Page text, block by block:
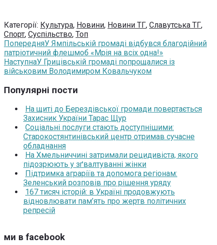
Категорії: Культура, Новини, Новини ТГ, Славутська ТГ,
Спорт, Суспільство, Топ
ПопередняУ Ямпільській громаді відбувся благодійний
патріотичний флешмоб «Мрія на всіх одна!»
НаступнаУ Грицівській громаді попрощалися із
військовим Володимиром Ковальчуком
Популярні пости
На щиті до Берездівської громади повертається
Захисник України Тарас Щур
Соціальні послуги стають доступнішими:
Старокостянтинівський центр отримав сучасне
обладнання
На Хмельниччині затримали рецидивіста, якого
підозрюють у зґвалтуванні жінки
Підтримка аграріїв та допомога регіонам:
Зеленський розповів про рішення уряду
167 тисяч історій: в Україні продовжують
відновлювати пам’ять про жертв політичних
репресій
ми в facebook